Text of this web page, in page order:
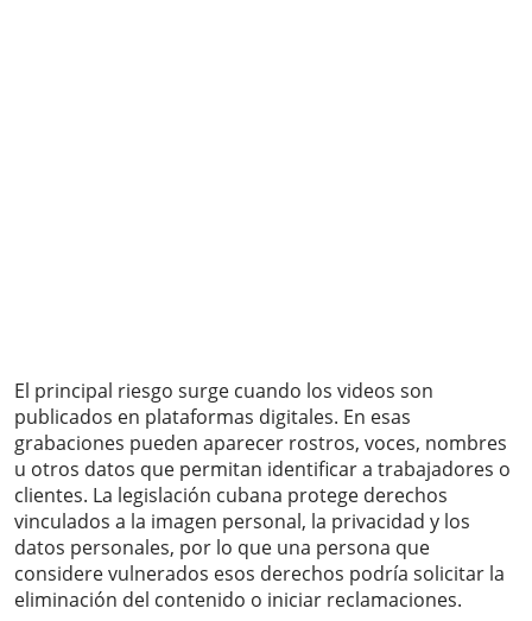
El principal riesgo surge cuando los videos son
publicados en plataformas digitales. En esas
grabaciones pueden aparecer rostros, voces, nombres
u otros datos que permitan identificar a trabajadores o
clientes. La legislación cubana protege derechos
vinculados a la imagen personal, la privacidad y los
datos personales, por lo que una persona que
considere vulnerados esos derechos podría solicitar la
eliminación del contenido o iniciar reclamaciones.